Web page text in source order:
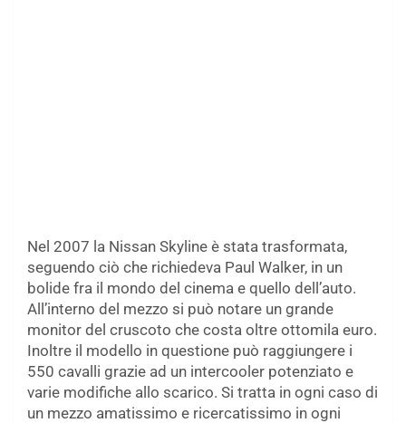
Nel 2007 la Nissan Skyline è stata trasformata,
seguendo ciò che richiedeva Paul Walker, in un
bolide fra il mondo del cinema e quello dell’auto.
All’interno del mezzo si può notare un grande
monitor del cruscoto che costa oltre ottomila euro.
Inoltre il modello in questione può raggiungere i
550 cavalli grazie ad un intercooler potenziato e
varie modifiche allo scarico. Si tratta in ogni caso di
un mezzo amatissimo e ricercatissimo in ogni